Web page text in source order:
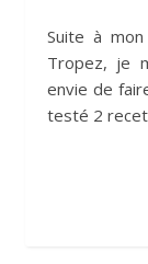
Suite à mon passage chez Homer Lobster de St
Tropez, je
envie de
testé 2